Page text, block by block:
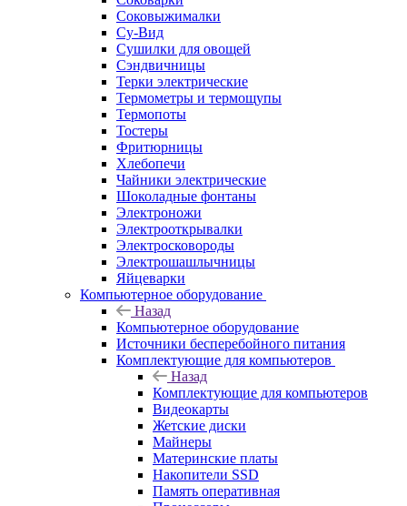
Соковыжималки
Су-Вид
Сушилки для овощей
Сэндвичницы
Терки электрические
Термометры и термощупы
Термопоты
Тостеры
Фритюрницы
Хлебопечи
Чайники электрические
Шоколадные фонтаны
Электроножи
Электрооткрывалки
Электросковороды
Электрошашлычницы
Яйцеварки
Компьютерное оборудование
Назад
Компьютерное оборудование
Источники бесперебойного питания
Комплектующие для компьютеров
Назад
Комплектующие для компьютеров
Видеокарты
Жетские диски
Майнеры
Материнские платы
Накопители SSD
Память оперативная